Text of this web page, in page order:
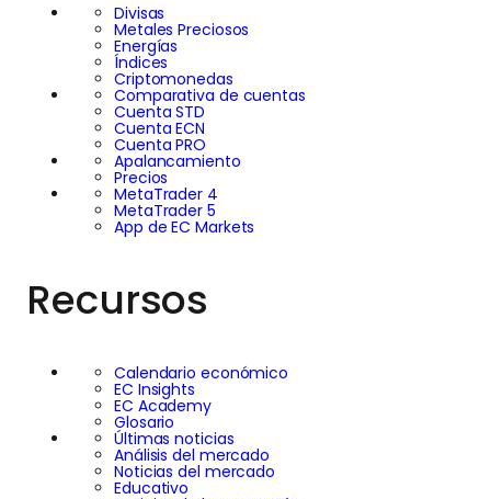
Divisas
Metales Preciosos
Energías
Índices
Criptomonedas
Comparativa de cuentas
Cuenta STD
Cuenta ECN
Cuenta PRO
Apalancamiento
Precios
MetaTrader 4
MetaTrader 5
App de EC Markets
Recursos
Calendario económico
EC Insights
EC Academy
Glosario
Últimas noticias
Análisis del mercado
Noticias del mercado
Educativo